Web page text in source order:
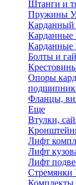
Штанги и
Пружины
Карданный
Карданные
Карданные
Болты и
Опоры
Фланцы,
Еще
Втулки,
Лифт
Лифт
Лифт
Стремянки
Комплекты